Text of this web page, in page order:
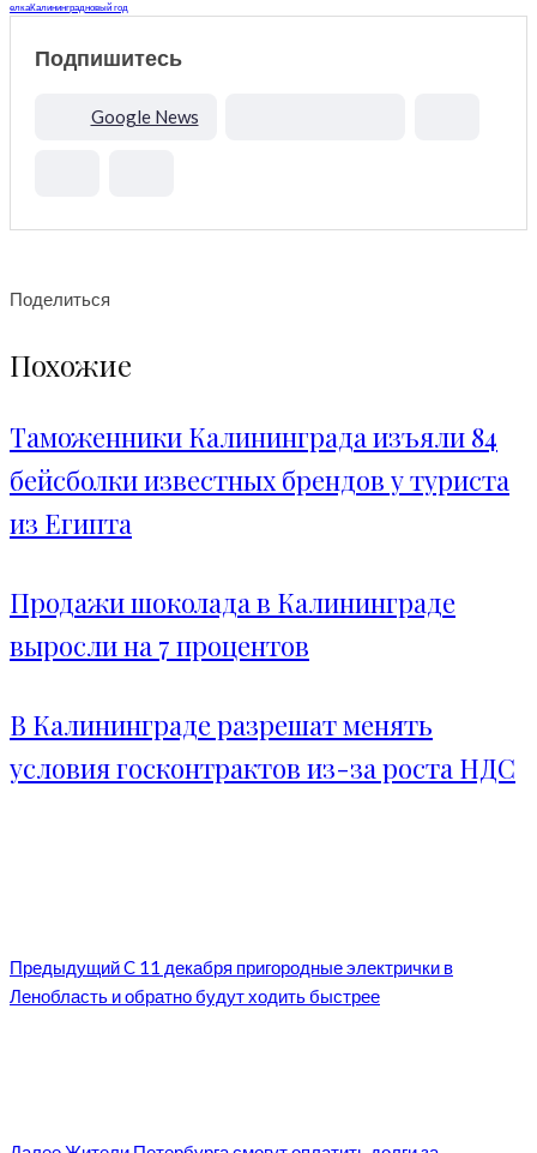
елкаКалининградновый год
Подпишитесь
Google News
Поделиться
Похожие
Таможенники Калининграда изъяли 84
бейсболки известных брендов у туриста
из Египта
Продажи шоколада в Калининграде
выросли на 7 процентов
В Калининграде разрешат менять
условия госконтрактов из-за роста НДС
ПредыдущийC 11 декабря пригородные электрички в
Ленобласть и обратно будут ходить быстрее